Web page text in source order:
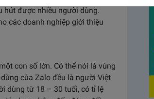
hút được nhiều người dùng.
các doanh nghiệp giới thiệu
con số lớn. Có thể nói là vùng
của Zalo đều là người Việt
dùng từ 18 – 30 tuổi, có tỉ lệ